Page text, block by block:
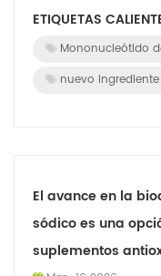
ETIQUETAS
Mononucleótido
nuevo
El avance en la
sódico es una
suplementos